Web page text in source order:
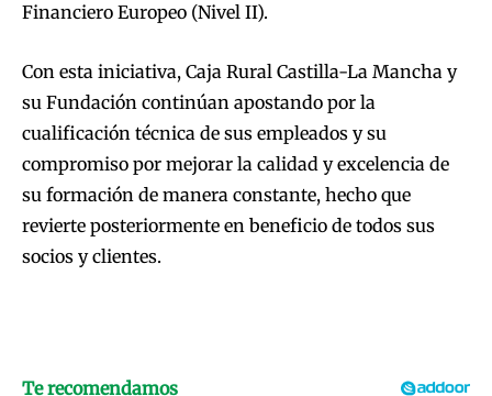
Financiero Europeo (Nivel II).
Con esta iniciativa, Caja Rural Castilla-La Mancha y
su Fundación continúan apostando por la
cualificación técnica de sus empleados y su
compromiso por mejorar la calidad y excelencia de
su formación de manera constante, hecho que
revierte posteriormente en beneficio de todos sus
socios y clientes.